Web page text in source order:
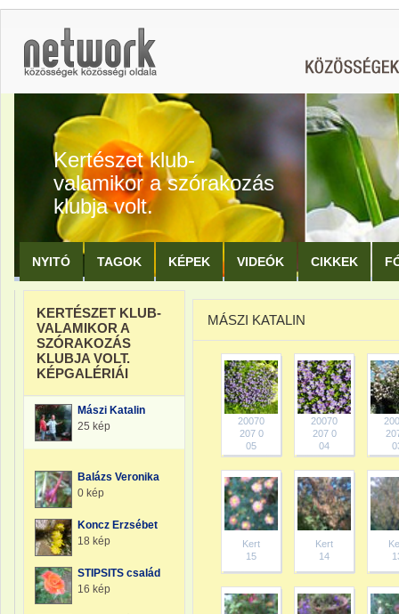
Kertészet klub-
valamikor a szórakozás
klubja volt.
NYITÓ TAGOK KÉPEK VIDEÓK CIKKEK
KERTÉSZET KLUB-
VALAMIKOR A
SZÓRAKOZÁS
KLUBJA VOLT.
KÉPGALÉRIÁI
Mászi Katalin
25 kép
Balázs Veronika
0 kép
Koncz Erzsébet
18 kép
STIPSITS család
16 kép
MÁSZI KATALIN
20070
207 0
05
20070
207 0
04
Kert
15
Kert
14